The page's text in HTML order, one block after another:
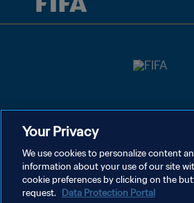
개인정보 보호정책 서비스 약관
Your Privacy
We use cookies to personalize content
information about your use of our site
cookie preferences by clicking on the
request. Data Protection Portal